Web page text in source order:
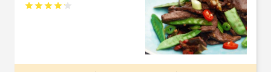
Betyg: 4.13 av 5